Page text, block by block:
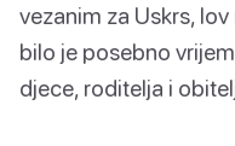
vezanim za Uskrs,
bilo je posebno
djece, roditelja i